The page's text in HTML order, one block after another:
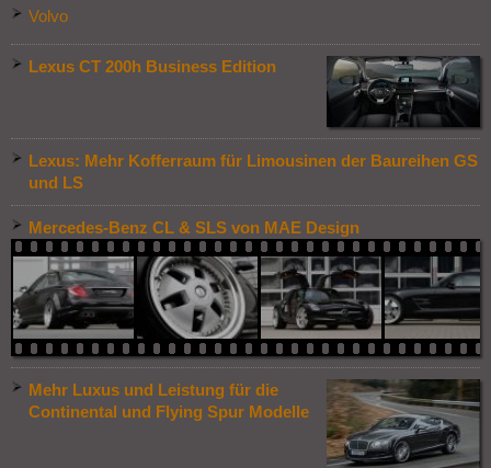
Volvo
Lexus CT 200h Business Edition
Lexus: Mehr Kofferraum für Limousinen der Baureihen GS
und LS
Mercedes-Benz CL & SLS von MAE Design
Mehr Luxus und Leistung für die
Continental und Flying Spur Modelle